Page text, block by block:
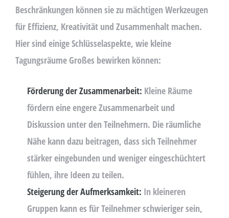
Beschränkungen können sie zu mächtigen Werkzeugen
für Effizienz, Kreativität und Zusammenhalt machen.
Hier sind einige Schlüsselaspekte, wie kleine
Tagungsräume Großes bewirken können:
Förderung der Zusammenarbeit: Kleine Räume
fördern eine engere Zusammenarbeit und
Diskussion unter den Teilnehmern. Die räumliche
Nähe kann dazu beitragen, dass sich Teilnehmer
stärker eingebunden und weniger eingeschüchtert
fühlen, ihre Ideen zu teilen.
Steigerung der Aufmerksamkeit: In kleineren
Gruppen kann es für Teilnehmer schwieriger sein,